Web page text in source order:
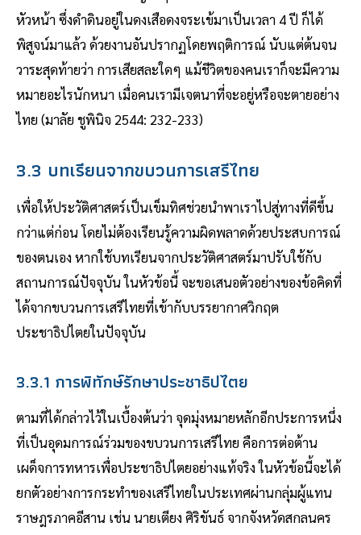
หัวหน้า ซึ่งดำดินอยู่ในดงเสือดงจระเข้มาเป็นเวลา 4 ปี ก็ได้
พิสูจน์มาแล้ว ด้วยงานอันปรากฏโดยพฤติการณ์ นับแต่ต้นจน
วาระสุดท้ายว่า การเสียสละใดๆ แม้ชีวิตของคนเราก็จะมีความ
หมายอะไรนักหนา เมื่อคนเรามีเจตนาที่จะอยู่หรือจะตายอย่าง
ไทย (มาลัย ชูพินิจ 2544: 232-233)
3.3 บทเรียนจากขบวนการเสรีไทย
เพื่อให้ประวัติศาสตร์เป็นเข็มทิศช่วยนำพาเราไปสู่ทางที่ดีขึ้น
กว่าแต่ก่อน โดยไม่ต้องเรียนรู้ความผิดพลาดด้วยประสบการณ์
ของตนเอง หากใช้บทเรียนจากประวัติศาสตร์มาปรับใช้กับ
สถานการณ์ปัจจุบัน ในหัวข้อนี้ จะขอเสนอตัวอย่างของข้อคิดที่
ได้จากขบวนการเสรีไทยที่เข้ากับบรรยากาศวิกฤต
ประชาธิปไตยในปัจจุบัน
3.3.1 การพิทักษ์รักษาประชาธิปไตย
ตามที่ได้กล่าวไว้ในเบื้องต้นว่า จุดมุ่งหมายหลักอีกประการหนึ่ง
ที่เป็นอุดมการณ์ร่วมของขบวนการเสรีไทย คือการต่อต้าน
เผด็จการทหารเพื่อประชาธิปไตยอย่างแท้จริง ในหัวข้อนี้จะได้
ยกตัวอย่างการกระทำของเสรีไทยในประเทศผ่านกลุ่มผู้แทน
ราษฎรภาคอีสาน เช่น นายเตียง ศิริขันธ์ จากจังหวัดสกลนคร